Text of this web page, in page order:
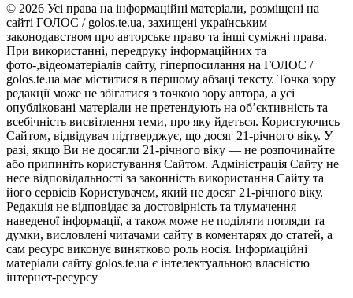
© 2026 Усі права на інформаційні матеріали, розміщені на
сайті ГОЛОС / golos.te.ua, захищені українським
законодавством про авторське право та інші суміжні права.
При використанні, передруку інформаційних та
фото-,відеоматеріалів сайту, гіперпосилання на ГОЛОС /
golos.te.ua має міститися в першому абзаці тексту. Точка зору
редакції може не збігатися з точкою зору автора, а усі
опубліковані матеріали не претендують на об’єктивність та
всебічність висвітлення теми, про яку йдеться. Користуючись
Сайтом, відвідувач підтверджує, що досяг 21-річного віку. У
разі, якщо Ви не досягли 21-річного віку — не розпочинайте
або припиніть користування Сайтом. Адміністрація Сайту не
несе відповідальності за законність використання Сайту та
його сервісів Користувачем, який не досяг 21-річного віку.
Редакція не відповідає за достовірність та тлумачення
наведеної інформації, а також може не поділяти погляди та
думки, висловлені читачами сайту в коментарях до статей, а
сам ресурс виконує винятково роль носія. Інформаційні
матеріали сайту golos.te.ua є інтелектуальною власністю
інтернет-ресурсу